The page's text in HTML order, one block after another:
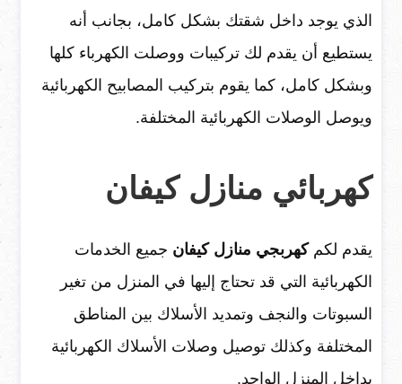
الذي يوجد داخل شقتك بشكل كامل، بجانب أنه
يستطيع أن يقدم لك تركيبات ووصلت الكهرباء كلها
وبشكل كامل، كما يقوم بتركيب المصابيح الكهربائية
ويوصل الوصلات الكهربائية المختلفة.
كهربائي منازل كيفان
يقدم لكمكهربجي منازل كيفان جميع الخدمات
الكهربائية التي قد تحتاج إليها في المنزل من تغير
السبوتات والنجف وتمديد الأسلاك بين المناطق
المختلفة وكذلك توصيل وصلات الأسلاك الكهربائية
بداخل المنزل الواحد.